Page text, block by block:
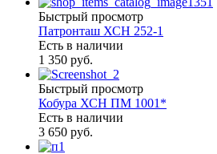
Быстрый просмотр
Патронташ ХСН 252-1
Есть в наличии
1 350 руб.
Быстрый просмотр
Кобура ХСН ПМ 1001*
Есть в наличии
3 650 руб.